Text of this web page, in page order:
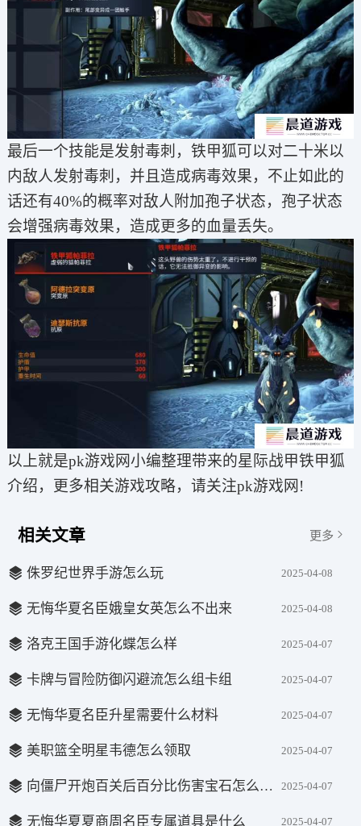
最后一个技能是发射毒刺，铁甲狐可以对二十米以
内敌人发射毒刺，并且造成病毒效果，不止如此的
话还有40%的概率对敌人附加孢子状态，孢子状态
会增强病毒效果，造成更多的血量丢失。‌
以上就是pk游戏网小编整理带来的星际战甲铁甲狐
介绍，更多相关游戏攻略，请关注pk游戏网!
相关文章 更多
侏罗纪世界手游怎么玩 2025-04-08
无悔华夏名臣娥皇女英怎么不出来 2025-04-08
洛克王国手游化蝶怎么样 2025-04-07
卡牌与冒险防御闪避流怎么组卡组 2025-04-07
无悔华夏名臣升星需要什么材料 2025-04-07
美职篮全明星韦德怎么领取 2025-04-07
向僵尸开炮百关后百分比伤害宝石怎么选择 2025-04-07
无悔华夏夏商周名臣专属道具是什么 2025-04-07